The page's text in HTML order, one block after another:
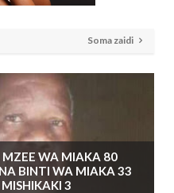
Soma zaidi
MZEE WA MIAKA 80
BINTI WA MIAKA 33
3